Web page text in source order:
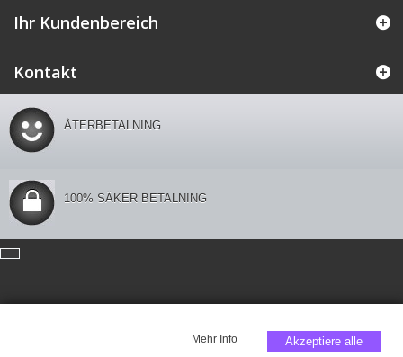
Ihr Kundenbereich
Kontakt
ÅTERBETALNING
100% SÄKER BETALNING
Mehr Info Akzeptiere alle